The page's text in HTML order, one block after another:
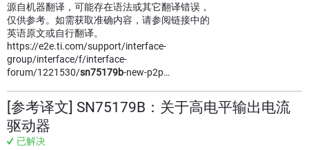
源自机器翻译，可能存在语法或其它翻译错误，
仅供参考。如需获取准确内容，请参阅链接中的
英语原文或自行翻译。
https://e2e.ti.com/support/interface-
group/interface/f/interface-
forum/1221530/sn75179b-new-p2p…
[参考译文] SN75179B：关于高电平输出电流
驱动器
已解决